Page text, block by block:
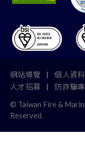
網站導覽 個人資
人才招募
防詐騙
© Taiwan Fire &
Reserved.